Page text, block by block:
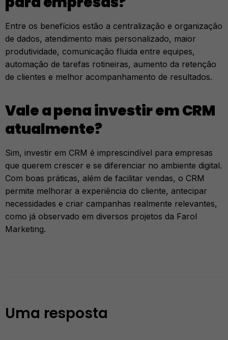
Entre os benefícios estão a centralização e organização
de dados, atendimento mais personalizado, maior
produtividade, comunicação fluida entre equipes,
automação de tarefas rotineiras, aumento da retenção
de clientes e melhor acompanhamento de resultados.
Vale a pena investir em CRM
atualmente?
Sim, investir em CRM é imprescindível para empresas
que querem crescer e se diferenciar no ambiente digital.
Com boas práticas, além de facilitar vendas, o CRM
permite melhorar a experiência do cliente, antecipar
necessidades e criar campanhas realmente relevantes,
como já observado em diversos projetos da Farol
Marketing.
Uma resposta